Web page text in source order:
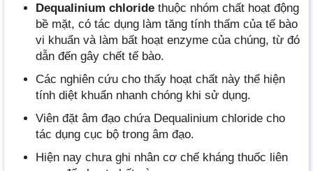
Dequalinium chloride thuộc nhóm chất hoạt động
bề mặt, có tác dụng làm tăng tính thấm của tế bào
vi khuẩn và làm bất hoạt enzyme của chúng, từ đó
dẫn đến gây chết tế bào.
Các nghiên cứu cho thấy hoạt chất này thể hiện
tính diệt khuẩn nhanh chóng khi sử dụng.
Viên đặt âm đạo chứa Dequalinium chloride cho
tác dụng cục bộ trong âm đạo.
Hiện nay chưa ghi nhân cơ chế kháng thuốc liên